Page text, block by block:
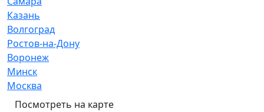
Казань
Волгоград
Ростов-на-Дону
Воронеж
Минск
Москва
Посмотреть на карте